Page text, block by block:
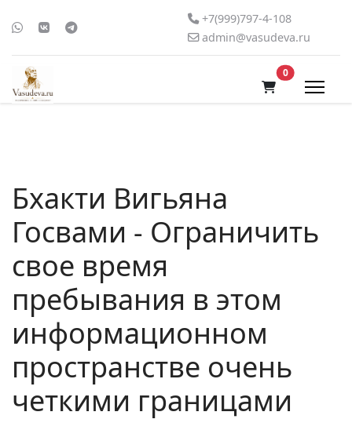
+7(999)797-4-108
admin@vasudeva.ru
0В корзину
Бхакти Вигьяна
Госвами - Ограничить
свое время
пребывания в этом
информационном
пространстве очень
четкими границами